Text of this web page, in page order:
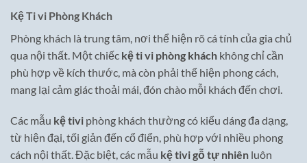
Kệ Ti vi Phòng Khách
Phòng khách là trung tâm, nơi thể hiện rõ cá tính của gia chủ
qua nội thất. Một chiếc kệ ti vi phòng khách không chỉ cần
phù hợp về kích thước, mà còn phải thể hiện phong cách,
mang lại cảm giác thoải mái, đón chào mỗi khách đến chơi.
Các mẫu kệ tivi phòng khách thường có kiểu dáng đa dạng,
từ hiện đại, tối giản đến cổ điển, phù hợp với nhiều phong
cách nội thất. Đặc biệt, các mẫu kệ tivi gỗ tự nhiên luôn